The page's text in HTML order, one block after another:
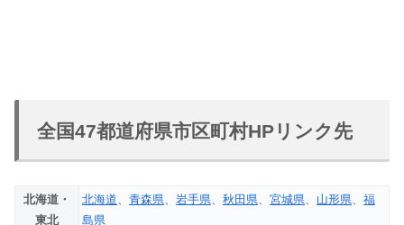
全国47都道府県市区町村HPリンク先
北海道・
東北
北海道、 青森県、 岩手県、 秋田県、 宮城県、 山形県、 福
島県